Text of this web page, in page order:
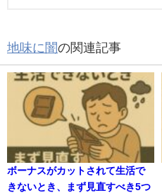
地味に闇の関連記事
ボーナスがカットされて生活で
きないとき、まず見直すべき5つ